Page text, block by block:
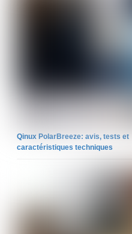
Qinux PolarBreeze: avis, tests et
caractéristiques techniques